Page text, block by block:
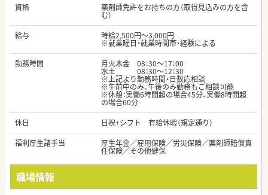
資格
薬剤師免許をお持ちの方（取得見込みの方を含
む）
給与
時給2,500円～3,000円
※就業曜日・就業時間帯・経験による
勤務時間
月火木金 08：30～17：00
水土 08：30～12：30
※上記より勤務時間・日数応相談
※午前中のみ、午後のみ勤務もご相談可能
※休憩：実働6時間超の場合45分、実働8時間超
の場合60分
休日
日祝+シフト 有給休暇（規定通り）
福利厚生諸手当
厚生年金／雇用保険／労災保険／薬剤師賠償責
任保険／その他健保
職場情報